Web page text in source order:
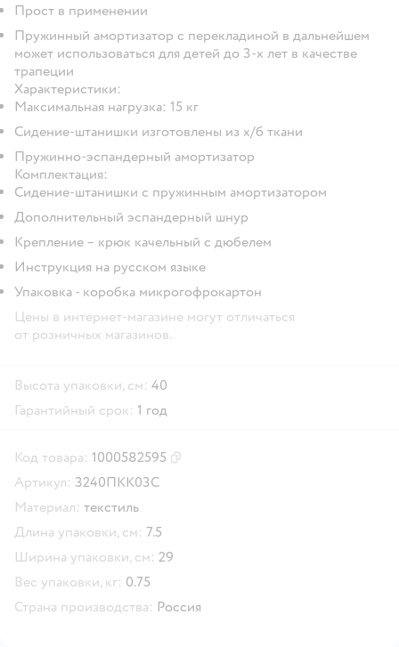
Прост в применении
Пружинный амортизатор с перекладиной в дальнейшем
может использоваться для детей до 3-х лет в качестве
трапеции
Характеристики:
Максимальная нагрузка: 15 кг
Сидение-штанишки изготовлены из х/б ткани
Пружинно-эспандерный амортизатор
Комплектация:
Сидение-штанишки с пружинным амортизатором
Дополнительный эспандерный шнур
Крепление – крюк качельный с дюбелем
Инструкция на русском языке
Упаковка - коробка микрогофрокартон
Цены в интернет-магазине могут отличаться
от розничных магазинов.
Высота упаковки, см: 40
Гарантийный срок: 1 год
Код товара: 1000582595
Артикул: 3240ПКК03С
Материал: текстиль
Длина упаковки, см: 7.5
Ширина упаковки, см: 29
Вес упаковки, кг: 0.75
Страна производства: Россия